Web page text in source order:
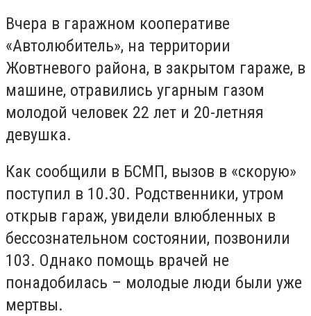
Вчера в гаражном кооперативе
«Автолюбитель», на территории
Жовтневого района, в закрытом гараже, в
машине, отравились угарным газом
молодой человек 22 лет и 20-летняя
девушка.
Как сообщили в БСМП, вызов в «скорую»
поступил в 10.30. Родственники, утром
открыв гараж, увидели влюбленных в
бессознательном состоянии, позвонили
103. Однако помощь врачей не
понадобилась – молодые люди были уже
мертвы.